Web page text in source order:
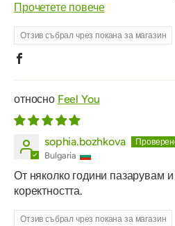
Прочетете повече
Отзив събрал чрез покана за магазин
Feel You
sophia.bozhkova
Bulgaria
От няколко години пазарувам
коректността.
Отзив събрал чрез покана за магазин